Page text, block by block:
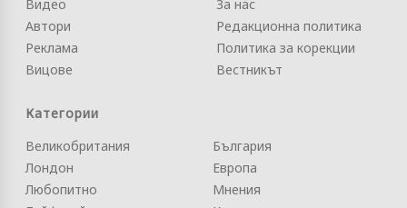
Видео
Автори
Реклама
Вицове
За нас
Редакционна политика
Политика за корекции
Вестникът
Категории
Великобритания
Лондон
Любопитно
България
Европа
Мнения